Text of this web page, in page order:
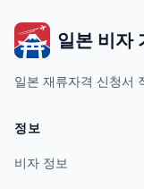
일본 비자
일본 재류자격 신청서
정보
비자 정보